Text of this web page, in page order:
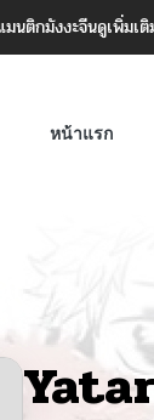
มนติกมังงะจีนดูเพิ่มเ
หน้าแรก